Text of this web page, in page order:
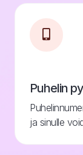
Puhelin
ja sinulle